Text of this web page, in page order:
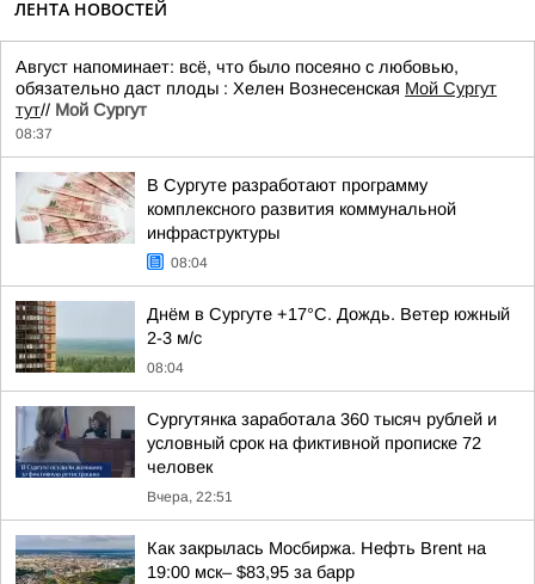
ЛЕНТА НОВОСТЕЙ
Август напоминает: всё, что было посеяно с любовью,
обязательно даст плоды : Хелен Вознесенская Мой Сургут
тут// Мой Сургут
08:37
В Сургуте разработают программу
комплексного развития коммунальной
инфраструктуры
08:04
Днём в Сургуте +17°С. Дождь. Ветер южный
2-3 м/с
08:04
Сургутянка заработала 360 тысяч рублей и
условный срок на фиктивной прописке 72
человек
Вчера, 22:51
Как закрылась Мосбиржа. Нефть Brent на
19:00 мск– $83,95 за барр